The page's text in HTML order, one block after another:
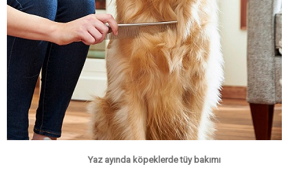
Yaz ayında köpeklerde tüy bakımı